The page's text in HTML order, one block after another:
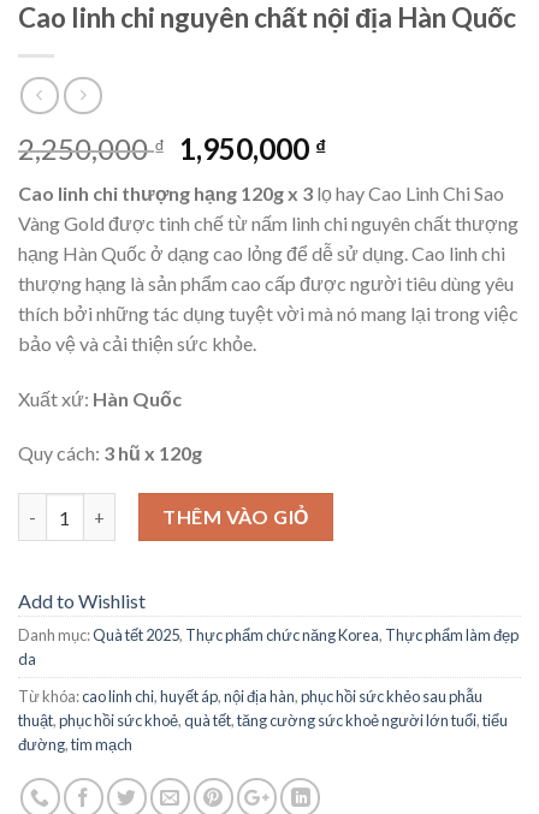
Cao linh chi nguyên chất nội địa Hàn Quốc
2,250,000₫ 1,950,000 ₫
Cao linh chi thượng hạng 120g x 3 lọ hay Cao Linh Chi Sao
Vàng Gold được tinh chế từ nấm linh chi nguyên chất thượng
hạng Hàn Quốc ở dạng cao lỏng để dễ sử dụng. Cao linh chi
thượng hạng là sản phẩm cao cấp được người tiêu dùng yêu
thích bởi những tác dụng tuyệt vời mà nó mang lại trong việc
bảo vệ và cải thiện sức khỏe.
Xuất xứ: Hàn Quốc
Quy cách: 3 hũ x 120g
THÊM VÀO GIỎ
Add to Wishlist
Danh mục:Quà tết 2025, Thực phẩm chức năng Korea, Thực phẩm làm đẹp
da
Từ khóa:cao linh chi,huyết áp,nội địa hàn,phục hồi sức khẻo sau phẫu
thuật,phục hồi sức khoẻ,quà tết,tăng cường sức khoẻ người lớn tuổi,tiểu
đường,tim mạch